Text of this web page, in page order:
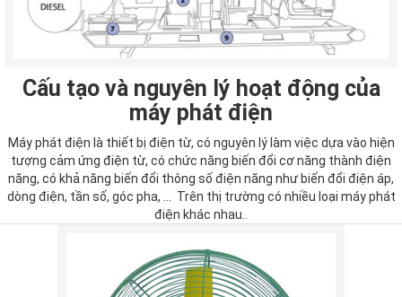
Cấu tạo và nguyên lý hoạt động của
máy phát điện
Máy phát điện là thiết bị điện từ, có nguyên lý làm việc dựa vào hiện
tượng cảm ứng điện từ, có chức năng biến đổi cơ năng thành điện
năng, có khả năng biến đổi thông số điện năng như biến đổi điện áp,
dòng điện, tần số, góc pha, ... Trên thị trường có nhiều loại máy phát
điện khác nhau..